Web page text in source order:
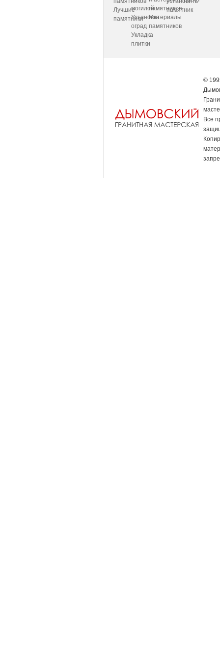
Лучшие
памятники
могилой
Установка
оград
Укладка
плитки
памятников
Материалы
памятников
памятник
©
Все